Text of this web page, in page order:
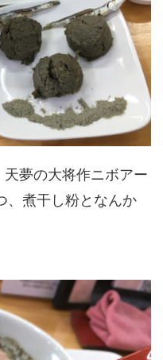
夢の大将作ニボアー
、煮干し粉となんか